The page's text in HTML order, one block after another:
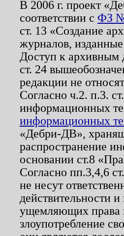
В 2006 г. проект
соответствии с ФЗ №
ст. 13 «Создание
журналов,
Доступ к архивным
ст. 24
редакции не
Согласно ч.2. п.3.
информационных
информационных
«Дебри-ДВ»,
распространение
основании ст.8
Согласно пп.3,4,6
не несут
действительности
ущемляющих права
злоупотребление